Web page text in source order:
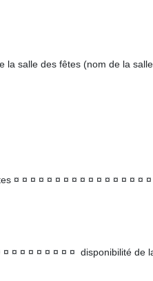
la salle des fêtes (nom de la
¤ ¤ ¤ ¤ ¤ ¤ ¤ ¤ ¤ ¤ ¤ ¤ ¤ ¤ ¤ ¤
¤ ¤ ¤ ¤ ¤ ¤ ¤ ¤ disponibilité de